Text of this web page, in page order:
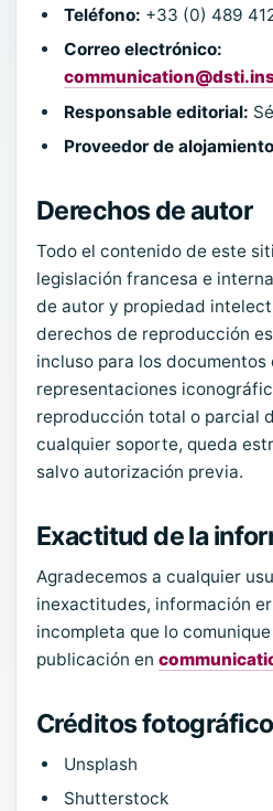
Teléfono: +33 (0) 489
Correo electrónico:
Responsable editorial:
Proveedor de
Derechos de autor
Todo el contenido de este
legislación francesa e
de autor y propiedad
derechos de reproducción
incluso para los
representaciones
reproducción total o parcial
cualquier soporte, queda
salvo autorización previa.
Exactitud de la
Agradecemos a cualquier
inexactitudes, información
incompleta que lo
publicación en
Créditos
Unsplash
Shutterstock